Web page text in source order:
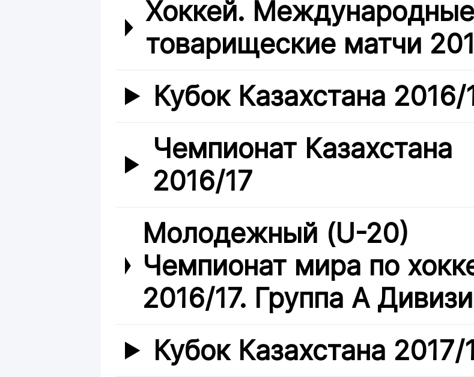
Хоккей. Международные
товарищеские матчи
Кубок Казахстана 2016/
Чемпионат Казахстана
2016/17
Молодежный (U-20)
Чемпионат мира по
2016/17. Группа А
Кубок Казахстана 2017/